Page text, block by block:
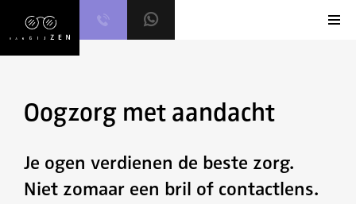
Skip
Oogzorg met aandacht
Je ogen verdienen de beste zorg.
Niet zomaar een bril of contactlens.